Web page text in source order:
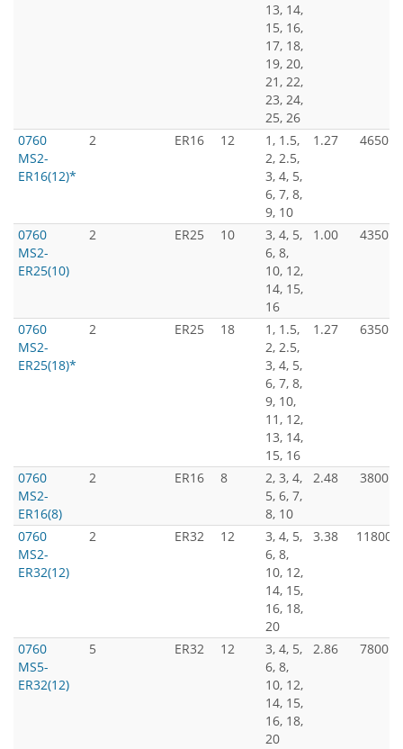
13, 14,
15, 16,
17, 18,
19, 20,
21, 22,
23, 24,
25, 26
0760
MS2-
ER16(12)*
2 ER16 12
1, 1.5,
2, 2.5,
3, 4, 5,
6, 7, 8,
9, 10
1.27 4650
0760
MS2-
ER25(10)
2 ER25 10
3, 4, 5,
6, 8,
10, 12,
14, 15,
16
1.00 4350
0760
MS2-
ER25(18)*
2 ER25 18
1, 1.5,
2, 2.5,
3, 4, 5,
6, 7, 8,
9, 10,
11, 12,
13, 14,
15, 16
1.27 6350
0760
MS2-
ER16(8)
2 ER16 8
2, 3, 4,
5, 6, 7,
8, 10
2.48 3800
0760
MS2-
ER32(12)
2 ER32 12
3, 4, 5,
6, 8,
10, 12,
14, 15,
16, 18,
20
3.38 11800
0760
MS5-
ER32(12)
5 ER32 12
3, 4, 5,
6, 8,
10, 12,
14, 15,
16, 18,
20
2.86 7800